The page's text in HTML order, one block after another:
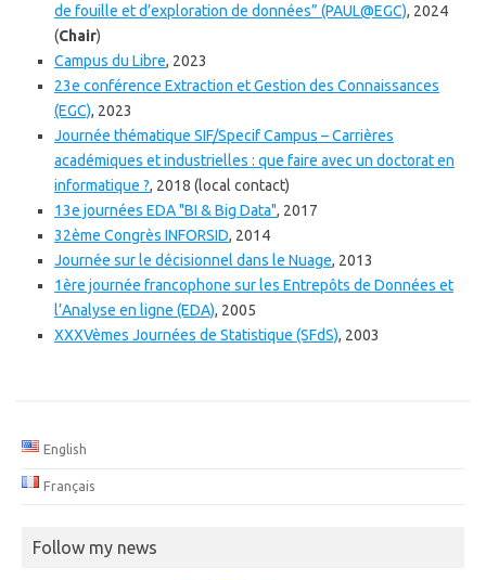
de fouille et d’exploration de données” (PAUL@EGC), 2024
(Chair)
Campus du Libre, 2023
23e conférence Extraction et Gestion des Connaissances
(EGC), 2023
Journée thématique SIF/Specif Campus – Carrières
académiques et industrielles : que faire avec un doctorat en
informatique ?, 2018 (local contact)
13e journées EDA "BI & Big Data", 2017
32ème Congrès INFORSID, 2014
Journée sur le décisionnel dans le Nuage, 2013
1ère journée francophone sur les Entrepôts de Données et
l’Analyse en ligne (EDA), 2005
XXXVèmes Journées de Statistique (SFdS), 2003
English
Français
Follow my news